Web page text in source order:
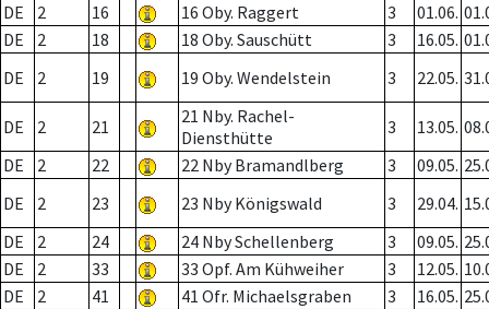
DE
2 16 16 Oby. Raggert 3 01.06.
DE
2 18 18 Oby. Sauschütt 3 16.05.
DE
2 19 19 Oby. Wendelstein 3 22.05.
DE 2 21
21 Nby. Rachel-
Diensthütte
3 13.05.
DE
2 22 22 Nby Bramandlberg 3 09.05.
DE
2 23 23 Nby Königswald 3 29.04.
DE
2 24 24 Nby Schellenberg 3 09.05.
DE
2 33 33 Opf. Am Kühweiher 3 12.05.
DE
2 41 41 Ofr. Michaelsgraben 3 16.05.